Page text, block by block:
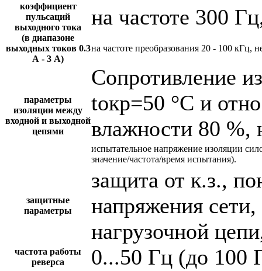
коэффициент
пульсаций
выходного тока
(в диапазоне
выходных токов 0.3
А - 3 А)
на частоте 300
на частоте преобразования 20 - 100 кГц,
параметры
изоляции между
входной и выходной
цепями
Сопротивление
tокр=50 °С и
влажности 80 %,
испытательное напряжение изоляции
значение/частота/время испытания).
защитные
параметры
защита от к.з.,
напряжения
нагрузочной
частота работы
реверса
0...50 Гц (до 100